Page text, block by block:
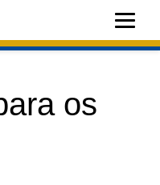
os